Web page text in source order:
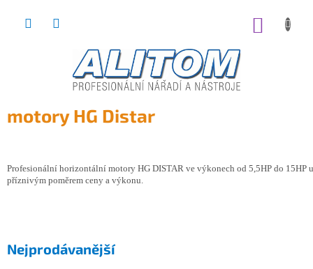
motory HG Distar
Profesionální horizontální motory HG DISTAR ve výkonech od 5,5HP do
příznivým poměrem ceny a výkonu.
Nejprodávanější